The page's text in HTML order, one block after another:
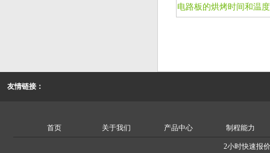
电路板的烘烤时间和温
友情链接：
首页 关于我们 产品中心 制程能力
2小时快速报价